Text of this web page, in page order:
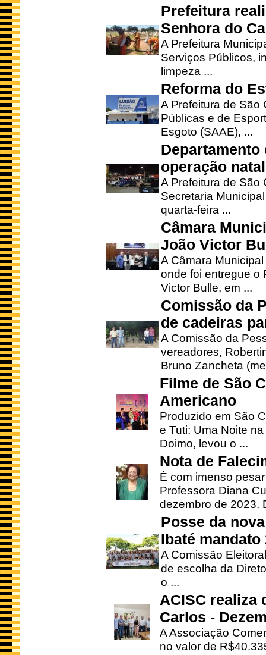
Prefeitura
Senhora do
A Prefeitura
Serviços Públicos,
limpeza ...
Reforma do
A Prefeitura de São
Públicas e de
Esgoto (SAAE), ...
operação
A Prefeitura de São
Secretaria
quarta-feira ...
Câmara
João Victor
A Câmara
onde foi entregue o
Victor Bulle, em ...
Comissão da
de cadeiras
A Comissão da
vereadores,
Bruno Zancheta
Filme de São
Americano
Produzido em São
e Tuti: Uma Noite
Doimo, levou o ...
Nota de
É com imenso
Professora Diana
dezembro de 2023.
Posse da
Ibaté mandato
A Comissão
de escolha da
o ...
ACISC realiza
Carlos -
A Associação
no valor de